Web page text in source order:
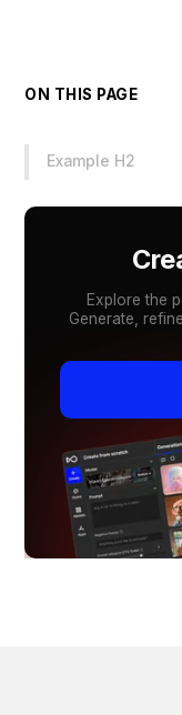
ON THIS PAGE
Example H2
Explore the
Generate,